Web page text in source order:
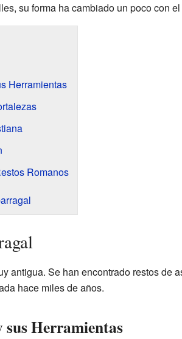
su forma ha cambiado un poco con
Herramientas
Romanos
antigua. Se han encontrado restos de
hace miles de años.
Herramientas